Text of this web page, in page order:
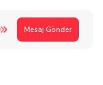
Mesaj Gönder